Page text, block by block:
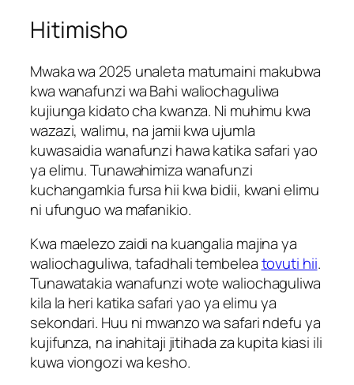
Hitimisho
Mwaka wa 2025 unaleta matumaini makubwa
kwa wanafunzi wa Bahi waliochaguliwa
kujiunga kidato cha kwanza. Ni muhimu kwa
wazazi, walimu, na jamii kwa ujumla
kuwasaidia wanafunzi hawa katika safari yao
ya elimu. Tunawahimiza wanafunzi
kuchangamkia fursa hii kwa bidii, kwani elimu
ni ufunguo wa mafanikio.
Kwa maelezo zaidi na kuangalia majina ya
waliochaguliwa, tafadhali tembeleatovuti hii.
Tunawatakia wanafunzi wote waliochaguliwa
kila la heri katika safari yao ya elimu ya
sekondari. Huu ni mwanzo wa safari ndefu ya
kujifunza, na inahitaji jitihada za kupita kiasi ili
kuwa viongozi wa kesho.